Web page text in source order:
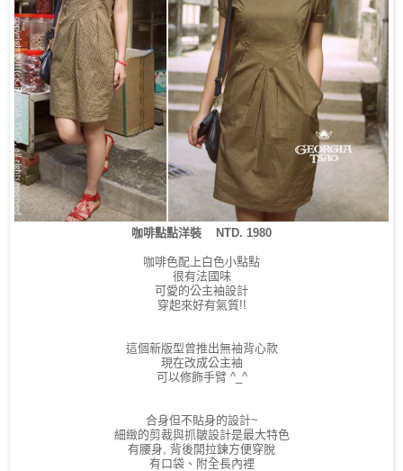
咖啡點點洋裝 NTD. 1980
咖啡色配上白色小點點
很有法國味
可愛的公主袖設計
穿起來好有氣質!!
這個新版型曾推出無袖背心款
現在改成公主袖
可以修飾手臂 ^_^
合身但不貼身的設計~
細緻的剪裁與抓皺設計是最大特色
有腰身, 背後開拉鍊方便穿脫
有口袋、附全長內裡